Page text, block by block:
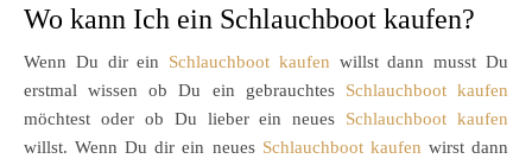
Wo kann Ich ein Schlauchboot kaufen?
Wenn Du dir ein Schlauchboot kaufen willst dann musst Du
erstmal wissen ob Du ein gebrauchtes Schlauchboot kaufen
möchtest oder ob Du lieber ein neues Schlauchboot kaufen
willst. Wenn Du dir ein neues Schlauchboot kaufen wirst dann